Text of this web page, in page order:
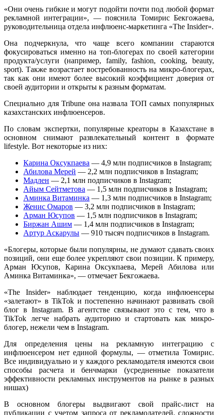
«Они очень гибкие и могут подойти почти под любой формат
рекламной интеграции», — пояснила Томирис Бекгожаева,
руководительница отдела инфлюенс-маркетинга «The Insider».
Она подчеркнула, что чаще всего компании стараются
фокусироваться именно на топ-блогерах по своей категории
продукта/услуги (например, family, fashion, cooking, beauty,
sport). Также возрастает востребованность на микро-блогерах,
так как они имеют более высокий коэффициент доверия от
своей аудитории и открыты к разным форматам.
Специально для Tribune она назвала ТОП самых популярных
казахстанских инфлюенсеров.
По словам экспертки, популярные креаторы в Казахстане в
основном снимают развлекательный контент в формате
lifestyle. Вот некоторые из них:
Карина Оксукпаева — 4,9 млн подписчиков в Instagram;
Абилова Мерей — 2,2 млн подписчиков в Instagram;
Мадлен — 2,1 млн подписчиков в Instagram;
Айым Сейтметова — 1,5 млн подписчиков в Instagram;
Аминка Витаминка — 1,3 млн подписчиков в Instagram;
Женис Омаров — 3,2 млн подписчиков в Instagram;
Арман Юсупов — 1,5 млн подписчиков в Instagram;
Биржан Ашим — 1,4 млн подписчиков в Instagram;
Артур Аскарулы — 910 тысяч подписчиков в Instagram.
«Блогеры, которые были популярны, не думают сдавать своих
позиций, они еще более укрепляют свои позиции. К примеру,
Арман Юсупов, Карина Оксукпаева, Мерей Абилова или
Аминка Витаминка», — отмечает Бекгожаева.
«The Insider» наблюдает тенденцию, когда инфлюенсеры
«залетают» в TikTok и постепенно начинают развивать свой
блог в Instagram. В агентстве связывают это с тем, что в
TikTok легче набрать аудиторию и стартовать как микро-
блогер, нежели чем в Instagram.
Для определения цены на рекламную интеграцию с
инфлюенсером нет единой формулы, — отметила Томирис.
Все индивидуально и у каждого рекламодателя имеются свои
способы расчета и бенчмарки (усредненные показатели
эффективности рекламных инструментов на рынке в разных
нишах)
В основном блогеры выдвигают свой прайс-лист на
публикации с учетом запроса от рекламодателей, сложности